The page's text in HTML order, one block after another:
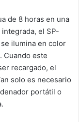
de 8 horas en una
el SP-
ilumina en color
Cuando este
recargado, el
solo es necesario
portátil o